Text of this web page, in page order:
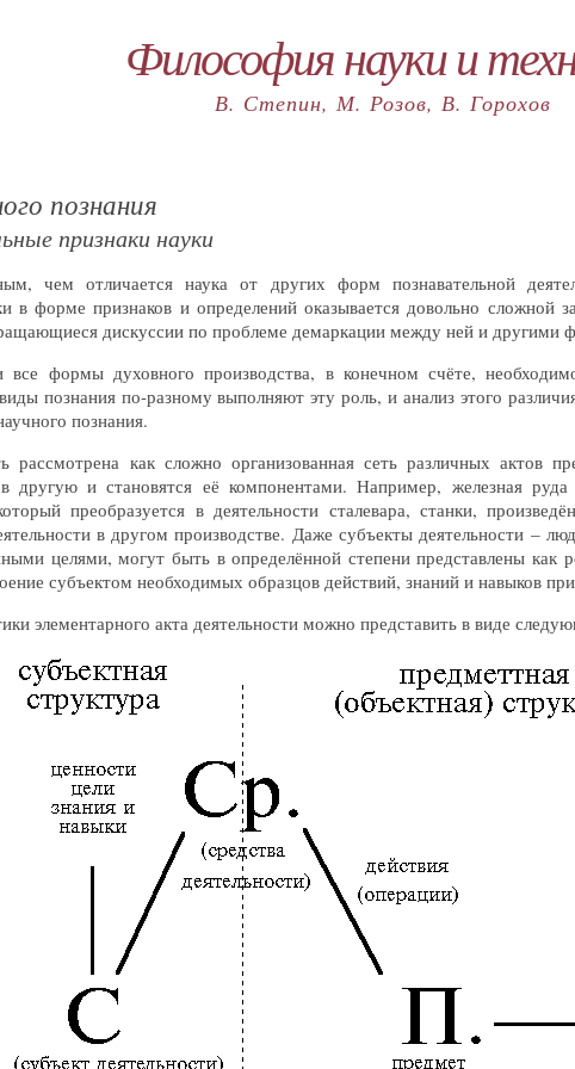
Философия науки и
В. Степин, М. Розов, В. Горохов
познания
признаки науки
чем отличается наука от других форм познавательной
в форме признаков и определений оказывается довольно сложной
дискуссии по проблеме демаркации между ней и другими
формы духовного производства, в конечном счёте,
познания по-разному выполняют эту роль, и анализ этого
познания.
рассмотрена как сложно организованная сеть различных актов
в другую и становятся её компонентами. Например, железная
преобразуется в деятельности сталевара, станки,
в другом производстве. Даже субъекты деятельности –
целями, могут быть в определённой степени представлены как
субъектом необходимых образцов действий, знаний и навыков
элементарного акта деятельности можно представить в виде